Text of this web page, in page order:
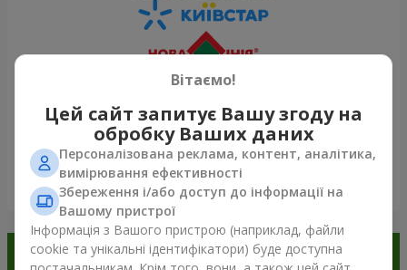
Переглянути все
Замовляйте в додатку
Вітаємо!
Цей сайт запитує Вашу згоду на
обробку Ваших даних
Персоналізована реклама, контент, аналітика,
вимірювання ефективності
Збереження і/або доступ до інформації на
Вашому пристрої
Інформація з Вашого пристрою (наприклад, файли
cookie та унікальні ідентифікатори) буде доступна